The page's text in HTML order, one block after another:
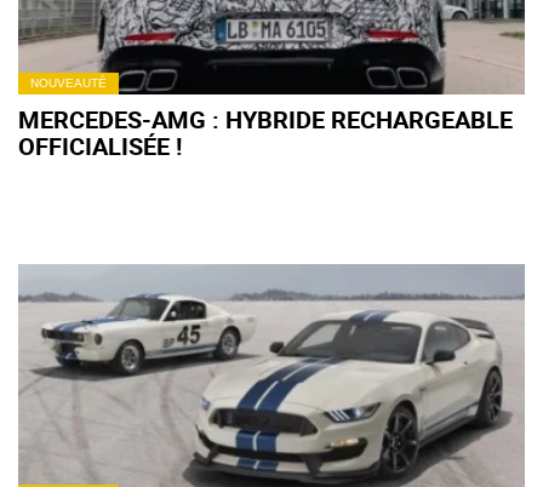
NOUVEAUTÉ
MERCEDES-AMG : HYBRIDE RECHARGEABLE
OFFICIALISÉE !